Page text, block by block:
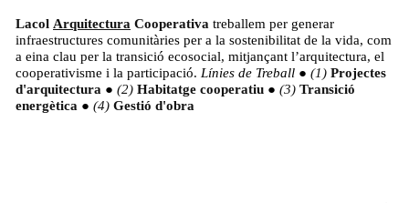
Lacol Arquitectura Cooperativa treballem per generar
infraestructures comunitàries per a la sostenibilitat de la vida, com
a eina clau per la transició ecosocial, mitjançant l’arquitectura, el
cooperativisme i la participació. Línies de Treball ●
Projectes
d'arquitectura ● Habitatge cooperatiu ●
Transició
energètica ● Gestió d'obra